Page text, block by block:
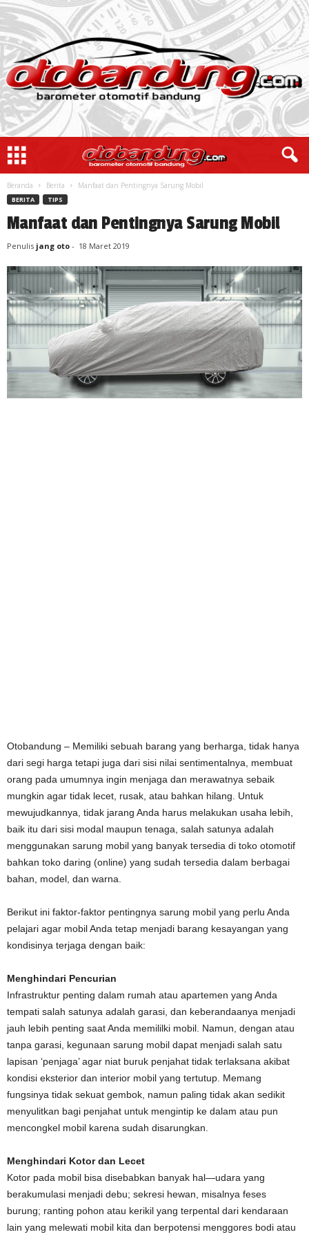
Beranda Berita Manfaat dan Pentingnya Sarung Mobil
BERITA TIPS
Manfaat dan Pentingnya Sarung Mobil
Penulis jang oto - 18 Maret 2019
Otobandung – Memiliki sebuah barang yang berharga, tidak hanya
dari segi harga tetapi juga dari sisi nilai sentimentalnya, membuat
orang pada umumnya ingin menjaga dan merawatnya sebaik
mungkin agar tidak lecet, rusak, atau bahkan hilang. Untuk
mewujudkannya, tidak jarang Anda harus melakukan usaha lebih,
baik itu dari sisi modal maupun tenaga, salah satunya adalah
menggunakan sarung mobil yang banyak tersedia di toko otomotif
bahkan toko daring (online) yang sudah tersedia dalam berbagai
bahan, model, dan warna.
Berikut ini faktor-faktor pentingnya sarung mobil yang perlu Anda
pelajari agar mobil Anda tetap menjadi barang kesayangan yang
kondisinya terjaga dengan baik:
Menghindari Pencurian
Infrastruktur penting dalam rumah atau apartemen yang Anda
tempati salah satunya adalah garasi, dan keberandaanya menjadi
jauh lebih penting saat Anda memililki mobil. Namun, dengan atau
tanpa garasi, kegunaan sarung mobil dapat menjadi salah satu
lapisan ‘penjaga’ agar niat buruk penjahat tidak terlaksana akibat
kondisi eksterior dan interior mobil yang tertutup. Memang
fungsinya tidak sekuat gembok, namun paling tidak akan sedikit
menyulitkan bagi penjahat untuk mengintip ke dalam atau pun
mencongkel mobil karena sudah disarungkan.
Menghindari Kotor dan Lecet
Kotor pada mobil bisa disebabkan banyak hal—udara yang
berakumulasi menjadi debu; sekresi hewan, misalnya feses
burung; ranting pohon atau kerikil yang terpental dari kendaraan
lain yang melewati mobil kita dan berpotensi menggores bodi atau